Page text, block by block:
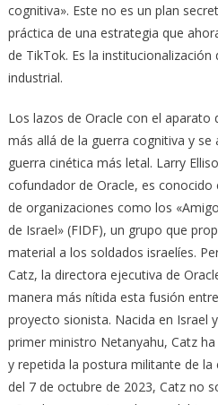
cognitiva». Este no es un plan
práctica de una estrategia que
de TikTok. Es la
industrial.
Los lazos de Oracle con el aparato
más allá de la guerra cognitiva y
guerra cinética más letal. Larry
cofundador de Oracle, es
de organizaciones como los
de Israel» (FIDF), un grupo que
material a los soldados israelíes.
Catz, la directora ejecutiva de
manera más nítida esta fusión
proyecto sionista. Nacida en Israel
primer ministro Netanyahu, Catz
y repetida la postura militante de
del 7 de octubre de 2023, Catz no